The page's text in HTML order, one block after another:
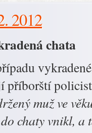
2012
chata
příborští
muž ve
chaty vnikl, a